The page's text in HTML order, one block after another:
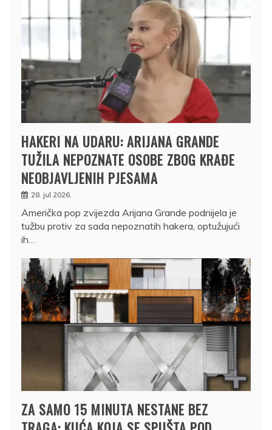
HAKERI NA UDARU: ARIJANA GRANDE
TUŽILA NEPOZNATE OSOBE ZBOG KRAĐE
NEOBJAVLJENIH PJESAMA
28. jul 2026.
Američka pop zvijezda Arijana Grande podnijela je
tužbu protiv za sada nepoznatih hakera, optužujući
ih…
ZA SAMO 15 MINUTA NESTANE BEZ